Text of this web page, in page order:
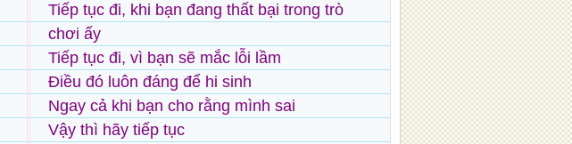
Tiếp tục đi, khi bạn đang thất bại trong trò
chơi ấy
Tiếp tục đi, vì bạn sẽ mắc lỗi lầm
Điều đó luôn đáng để hi sinh
Ngay cả khi bạn cho rằng mình sai
Vậy thì hãy tiếp tục